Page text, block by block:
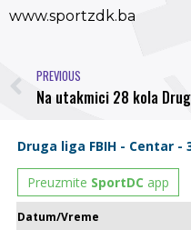
www.sportzdk.ba
PREVIOUS